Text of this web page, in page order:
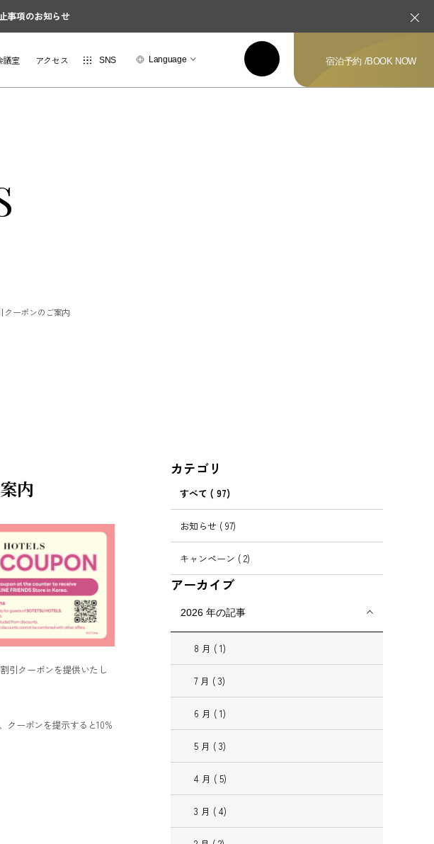
事項のお知らせ
議室 アクセス SNS Language 宿泊予約 /BOOK NOW
クーポンのご案内
内
引クーポンを提供いたし
クーポンを提示すると10%
カテゴリ
すべて ( 97)
お知らせ ( 97)
キャンペーン ( 2)
アーカイブ
2026年の記事
8 月 ( 1)
7 月 ( 3)
6 月 ( 1)
5 月 ( 3)
4 月 ( 5)
3 月 ( 4)